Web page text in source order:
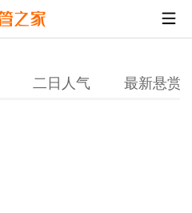
二日人气 最新悬赏